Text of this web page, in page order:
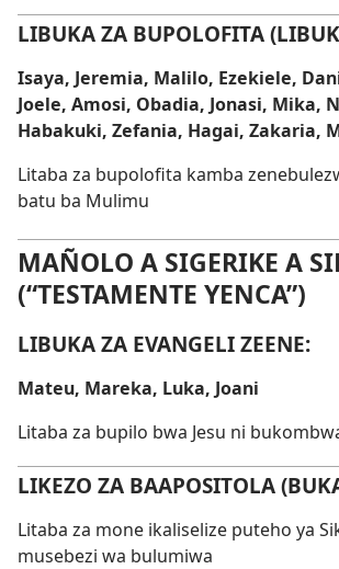
LIBUKA ZA BUPOLOFITA
Isaya, Jeremia, Malilo, Ezekiele,
Joele, Amosi, Obadia, Jonasi, Mika,
Habakuki, Zefania, Hagai, Zakaria,
Litaba za bupolofita kamba
batu ba Mulimu
MAÑOLO A SIGERIKE A
(“TESTAMENTE YENCA”)
LIBUKA ZA EVANGELI ZEENE:
Mateu, Mareka, Luka, Joani
Litaba za bupilo bwa Jesu ni
LIKEZO ZA BAAPOSITOLA
Litaba za mone ikaliselize puteho ya
musebezi wa bulumiwa